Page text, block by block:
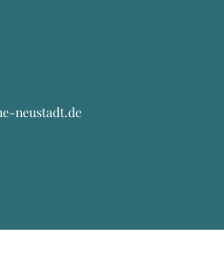
neustadt.de